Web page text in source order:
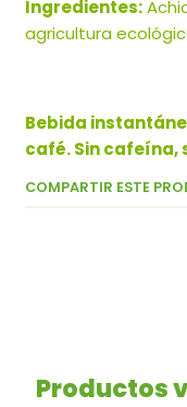
Ingredientes:
agricultura
Bebida
café. Sin cafeína,
COMPARTIR ESTE
Productos